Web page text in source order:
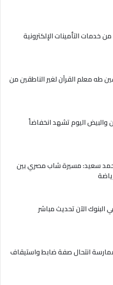
خدمات التأمينات الإلكترونية
طه معلم القرآن لغير الناطقين من
والبيض اليوم تشهد انخفاضاً
سعيد: مسيرة شاب مصري بين
البنوك الآن تحديث مباشر
انتحال صفة ضابط واستيقاف